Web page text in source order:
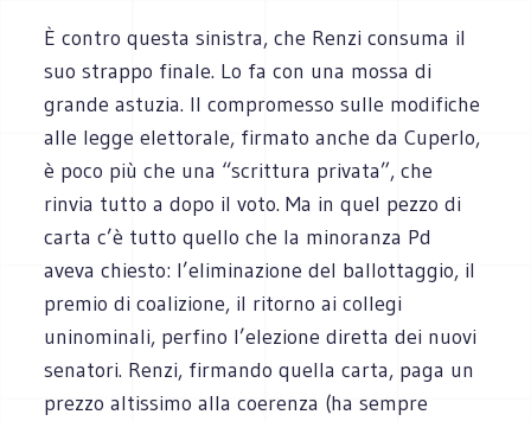
È contro questa sinistra, che Renzi consuma il
suo strappo finale. Lo fa con una mossa di
grande astuzia. Il compromesso sulle modifiche
alle legge elettorale, firmato anche da Cuperlo,
è poco più che una “scrittura privata”, che
rinvia tutto a dopo il voto. Ma in quel pezzo di
carta c’è tutto quello che la minoranza Pd
aveva chiesto: l’eliminazione del ballottaggio, il
premio di coalizione, il ritorno ai collegi
uninominali, perfino l’elezione diretta dei nuovi
senatori. Renzi, firmando quella carta, paga un
prezzo altissimo alla coerenza (ha sempre